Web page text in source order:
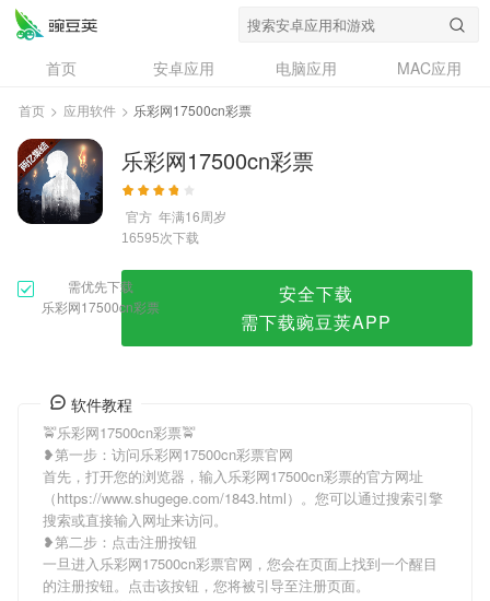
乐彩网17500cn彩票
首页 安卓应用 电脑应用
MAC应用
资讯
专题
问答
首页 > 应用软件 > 乐彩网17500cn彩票
乐彩网17500cn彩票
官方 年满16周岁
16595次下载
需优先下载
乐彩网17500cn彩票
安全下载
需下载豌豆荚APP
软件教程
🚖乐彩网17500cn彩票🚖
❥第一步：访问乐彩网17500cn彩票官网
首先，打开您的浏览器，输入乐彩网17500cn彩票的官方网址
（https://www.shugege.com/1843.html）。您可以通过搜索引擎
搜索或直接输入网址来访问。
❥第二步：点击注册按钮
一旦进入乐彩网17500cn彩票官网，您会在页面上找到一个醒目
的注册按钮。点击该按钮，您将被引导至注册页面。